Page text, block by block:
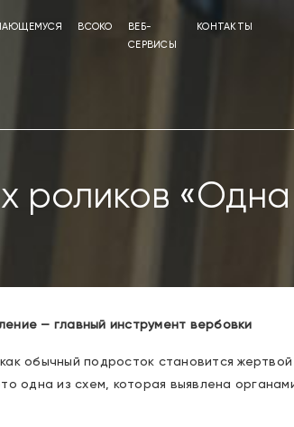
ВСОКО
ВЕБ-
СЕРВИСЫ
КОНТАКТЫ
роликов
— главный инструмент вербовки
обычный подросток становится
одна из схем, которая выявлена